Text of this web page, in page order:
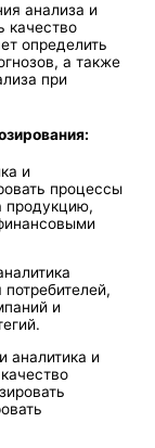
анализа и
качество
определить
а также
при
и
процессы
продукцию,
и
аналитика и